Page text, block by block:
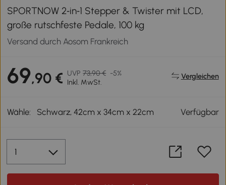
SPORTNOW 2‑in‑1 Stepper & Twister mit LCD,
große rutschfeste Pedale, 100 kg
Versand durch Aosom Frankreich
69,90 € UVP 73,90 € -5%
Inkl. MwSt.
Vergleichen
Wähle: Schwarz, 42cm x 34cm x 22cm Verfügbar